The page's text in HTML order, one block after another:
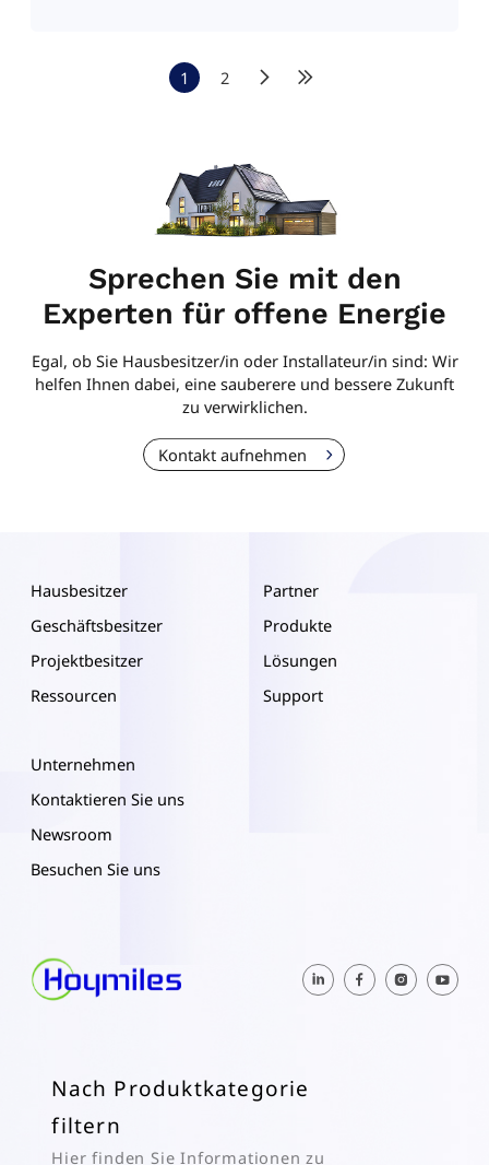
1 2
Sprechen Sie mit den
Experten für offene Energie
Egal, ob Sie Hausbesitzer/in oder Installateur/in sind: Wir
helfen Ihnen dabei, eine sauberere und bessere Zukunft
zu verwirklichen.
Kontakt aufnehmen
Hausbesitzer
Geschäftsbesitzer
Projektbesitzer
Ressourcen
Partner
Produkte
Lösungen
Support
Unternehmen
Kontaktieren Sie uns
Newsroom
Besuchen Sie uns
Nach Produktkategorie
filtern
Hier finden Sie Informationen zu